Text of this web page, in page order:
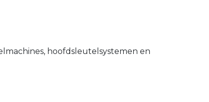
hoofdsleutelsystemen en